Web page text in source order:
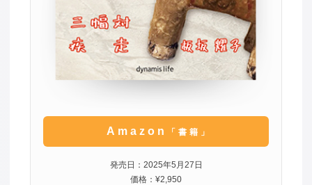
Amazon 「書籍」
発売日：2025年5月27日
価格：¥2,950